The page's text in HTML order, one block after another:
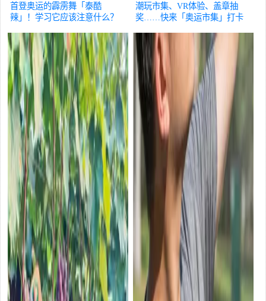
首登奥运的霹雳舞「泰酷
辣」！学习它应该注意什么？
潮玩市集、VR体验、盖章抽
奖……快来「奥运市集」打卡